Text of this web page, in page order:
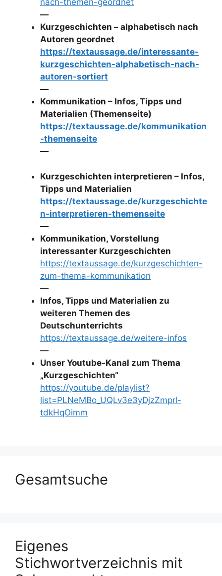
nach-themen-geordnet
—
Kurzgeschichten – alphabetisch nach
Autoren geordnet
https://textaussage.de/interessante-
kurzgeschichten-alphabetisch-nach-
autoren-sortiert
—
Kommunikation – Infos, Tipps und
Materialien (Themenseite)
https://textaussage.de/kommunikation
-themenseite
—
Kurzgeschichten interpretieren – Infos,
Tipps und Materialien
https://textaussage.de/kurzgeschichte
n-interpretieren-themenseite
—
Kommunikation, Vorstellung
interessanter Kurzgeschichten
https://textaussage.de/kurzgeschichten-
zum-thema-kommunikation
—
Infos, Tipps und Materialien zu
weiteren Themen des
Deutschunterrichts
https://textaussage.de/weitere-infos
—
Unser Youtube-Kanal zum Thema
„Kurzgeschichten“
https://youtube.de/playlist?
list=PLNeMBo_UQLv3e3yDjzZmprl-
tdkHqOimm
Gesamtsuche
Eigenes
Stichwortverzeichnis mit